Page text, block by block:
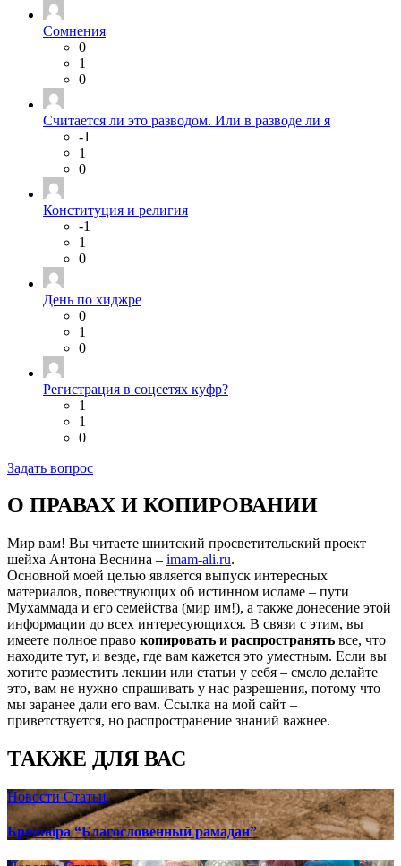
Сомнения
0
1
0
Считается ли это разводом. Или в разводе ли я
-1
1
0
Конституция и религия
-1
1
0
День по хиджре
0
1
0
Регистрация в соцсетях куфр?
1
1
0
Задать вопрос
О ПРАВАХ И КОПИРОВАНИИ
Мир вам! Вы читаете шиитский просветительский проект
шейха Антона Веснина – imam-ali.ru.
Основной моей целью является выпуск интересных
материалов, повествующих об истинном исламе – пути
Мухаммада и его семейства (мир им!), а также донесение этой
информации до всех интересующихся. В связи с этим, вы
имеете полное право копировать и распространять все, что
находите тут, и везде, где вам кажется это уместным. Если вы
хотите разместить лекции или статьи у себя – смело делайте
это, вам не нужно спрашивать у нас разрешения, потому что
мы заранее дали его вам. Ссылка на мой сайт –
приветствуется, но распространение знаний важнее.
ТАКЖЕ ДЛЯ ВАС
НовостиСтатьи
Брошюра “Благословенный рамадан”